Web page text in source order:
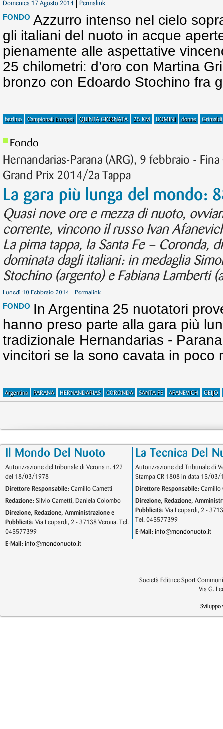
Domenica 17 Agosto 2014 Permalink
FONDO Azzurro intenso nel cielo
gli italiani del nuoto in acque
pienamente alle aspettative
25 chilometri: d’oro con Martina
bronzo con Edoardo Stochino fra
berlino Campionati Europei QUINTA GIORNATA 25 KM UOMINI donne Grimaldi
Fondo
Hernandarias-Parana (ARG), 9 febbraio -
Grand Prix 2014/2a Tappa
La gara più lunga del mondo:
Quasi nove ore e mezza di nuoto,
corrente, vincono il russo Ivan
La pima tappa, la Santa Fe – Coronda,
dominata dagli italiani: in medaglia
Stochino (argento) e Fabiana Lamberti
Lunedì 10 Febbraio 2014 Permalink
FONDO In Argentina 25 nuotatori
hanno preso parte alla gara più
tradizionale Hernandarias -
vincitori se la sono cavata in poco
Argentina PARANA HERNANDARIAS CORONDA SANTA FE AFANEVICH GEIJO
Il Mondo Del Nuoto
Autorizzazione del tribunale di Verona n. 422
del 18/03/1978
Direttore Responsabile: Camillo Cametti
Redazione: Silvio Cametti, Daniela Colombo
Direzione, Redazione, Amministrazione e
Pubblicità: Via Leopardi, 2 - 37138 Verona. Tel.
045577399
E-Mail: info@mondonuoto.it
La Tecnica Del
Autorizzazione del Tribunale di
Stampa CR 1808 in data 15/03/
Direttore Responsabile: Camillo
Direzione, Redazione,
Pubblicità: Via Leopardi, 2 -
Tel. 045577399
E-Mail: info@mondonuoto.it
Società Editrice Sport
Via G.
Sviluppo